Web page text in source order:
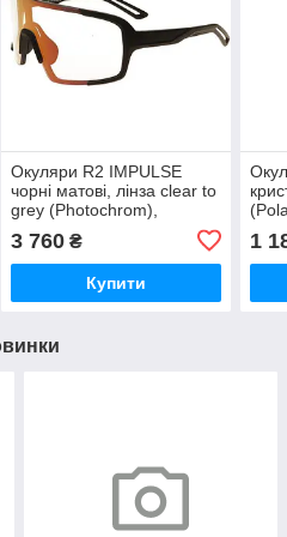
Окуляри R2 IMPULSE
чорні матові, лінза clear to
grey (Photochrom),
black/red full revo, кат. 0-3
3 760₴
Купити
1